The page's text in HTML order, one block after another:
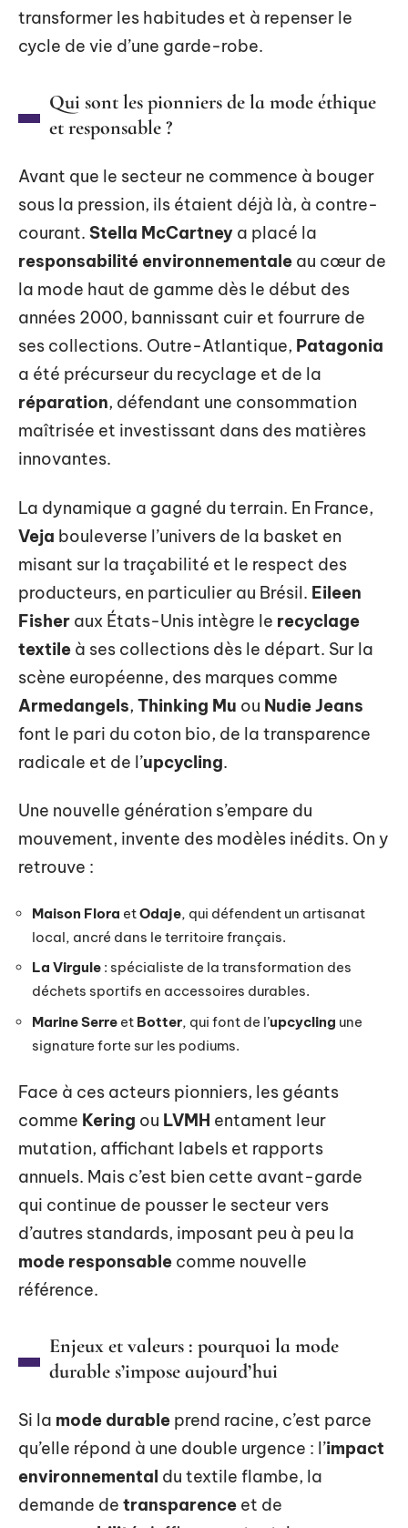
transformer les habitudes et à repenser le
cycle de vie d’une garde-robe.
Qui sont les pionniers de la mode éthique
et responsable ?
Avant que le secteur ne commence à bouger
sous la pression, ils étaient déjà là, à contre-
courant. Stella McCartney a placé la
responsabilité environnementale au cœur de
la mode haut de gamme dès le début des
années 2000, bannissant cuir et fourrure de
ses collections. Outre-Atlantique, Patagonia
a été précurseur du recyclage et de la
réparation, défendant une consommation
maîtrisée et investissant dans des matières
innovantes.
La dynamique a gagné du terrain. En France,
Veja bouleverse l’univers de la basket en
misant sur la traçabilité et le respect des
producteurs, en particulier au Brésil. Eileen
Fisher aux États-Unis intègre le recyclage
textile à ses collections dès le départ. Sur la
scène européenne, des marques comme
Armedangels, Thinking Mu ou Nudie Jeans
font le pari du coton bio, de la transparence
radicale et de l’upcycling.
Une nouvelle génération s’empare du
mouvement, invente des modèles inédits. On y
retrouve :
Maison Flora etOdaje, qui défendent un artisanat
local, ancré dans le territoire français.
La Virgule : spécialiste de la transformation des
déchets sportifs en accessoires durables.
Marine Serre et Botter, qui font de l’upcycling une
signature forte sur les podiums.
Face à ces acteurs pionniers, les géants
comme Kering ou LVMH entament leur
mutation, affichant labels et rapports
annuels. Mais c’est bien cette avant-garde
qui continue de pousser le secteur vers
d’autres standards, imposant peu à peu la
mode responsable comme nouvelle
référence.
Enjeux et valeurs : pourquoi la mode
durable s’impose aujourd’hui
Si la mode durable prend racine, c’est parce
qu’elle répond à une double urgence : l’impact
environnemental du textile flambe, la
demande de transparence et de